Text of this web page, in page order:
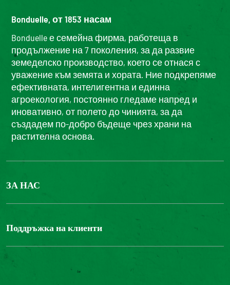
Bonduelle, от 1853 насам
Bonduelle е семейна фирма, работеща в
продължение на 7 поколения, за да развие
земеделско производство, което се отнася с
уважение към земята и хората. Ние подкрепяме
ефективната, интелигентна и единна
агроекология, постоянно гледаме напред и
иновативно, от полето до чинията, за да
създадем по-добро бъдеще чрез храни на
растителна основа.
ЗА НАС
БОНДЮЕЛ ГРУП
Поддръжка на клиенти
Свържете се с нас
Достъпност на уебсайта: не е съвместим